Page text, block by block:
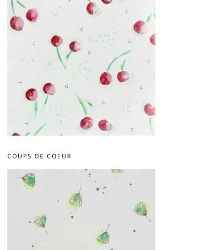
COUPS DE COEUR